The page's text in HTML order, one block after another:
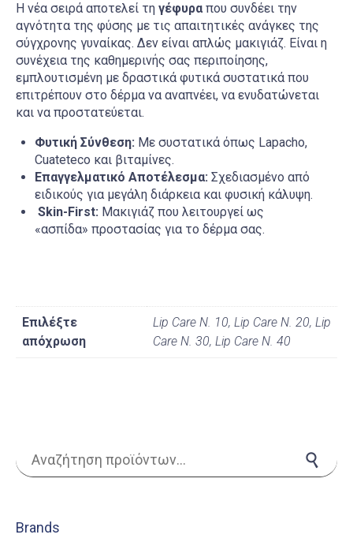
H νέα σειρά αποτελεί τη γέφυρα που συνδέει την
αγνότητα της φύσης με τις απαιτητικές ανάγκες της
σύγχρονης γυναίκας. Δεν είναι απλώς μακιγιάζ. Είναι η
συνέχεια της καθημερινής σας περιποίησης,
εμπλουτισμένη με δραστικά φυτικά συστατικά που
επιτρέπουν στο δέρμα να αναπνέει, να ενυδατώνεται
και να προστατεύεται.
Φυτική Σύνθεση: Με συστατικά όπως Lapacho,
Cuateteco και βιταμίνες.
Επαγγελματικό Αποτέλεσμα: Σχεδιασμένο από
ειδικούς για μεγάλη διάρκεια και φυσική κάλυψη.
Skin-First: Μακιγιάζ που λειτουργεί ως
«ασπίδα» προστασίας για το δέρμα σας.
Επιλέξτε
απόχρωση
Lip Care N. 10, Lip Care N. 20, Lip
Care Ν. 30, Lip Care Ν. 40
Brands